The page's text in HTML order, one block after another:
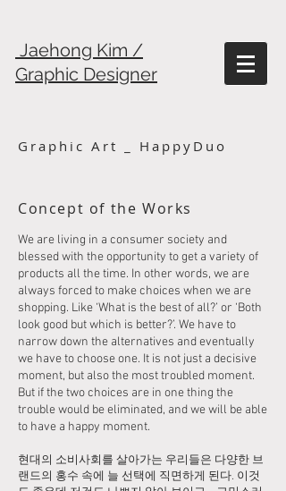
Jaehong Kim /
Graphic Designer
Graphic Art _ HappyDuo
Concept of the Works
We are living in a consumer society and
blessed with the opportunity to get a variety of
products all the time. In other words, we are
always forced to make choices when we are
shopping. Like ‘What is the best of all?’ or ‘Both
look good but which is better?’. We have to
narrow down the alternatives and eventually
we have to choose one. It is not just a decisive
moment, but also the most troubled moment.
But if the two choices are in one thing the
trouble would be eliminated, and we will be able
to have a happy moment.
현대의 소비사회를 살아가는 우리들은 다양한 브
랜드의 홍수 속에 늘 선택에 직면하게 된다. 이것